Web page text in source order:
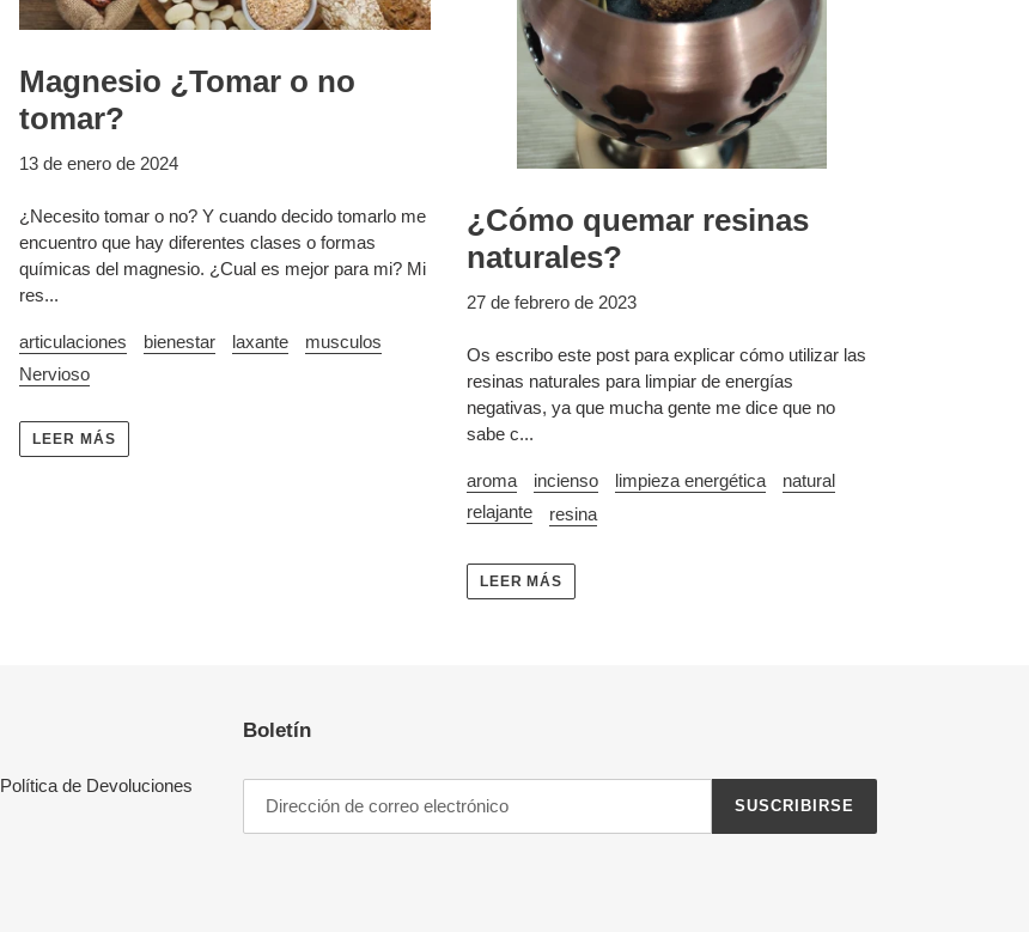
Magnesio ¿Tomar o no
tomar?
13 de enero de 2024
¿Necesito tomar o no? Y cuando decido tomarlo me
encuentro que hay diferentes clases o formas
químicas del magnesio. ¿Cual es mejor para mi? Mi
res...
articulaciones bienestar laxante
musculos
Nervioso
LEER MÁS
¿Cómo quemar resinas
naturales?
27 de febrero de 2023
Os escribo este post para explicar cómo utilizar las
resinas naturales para limpiar de energías
negativas, ya que mucha gente me dice que no
sabe c...
aroma incienso limpieza energética
natural
relajante
resina
LEER MÁS
Política de Devoluciones
Boletín
SUSCRIBIRSE